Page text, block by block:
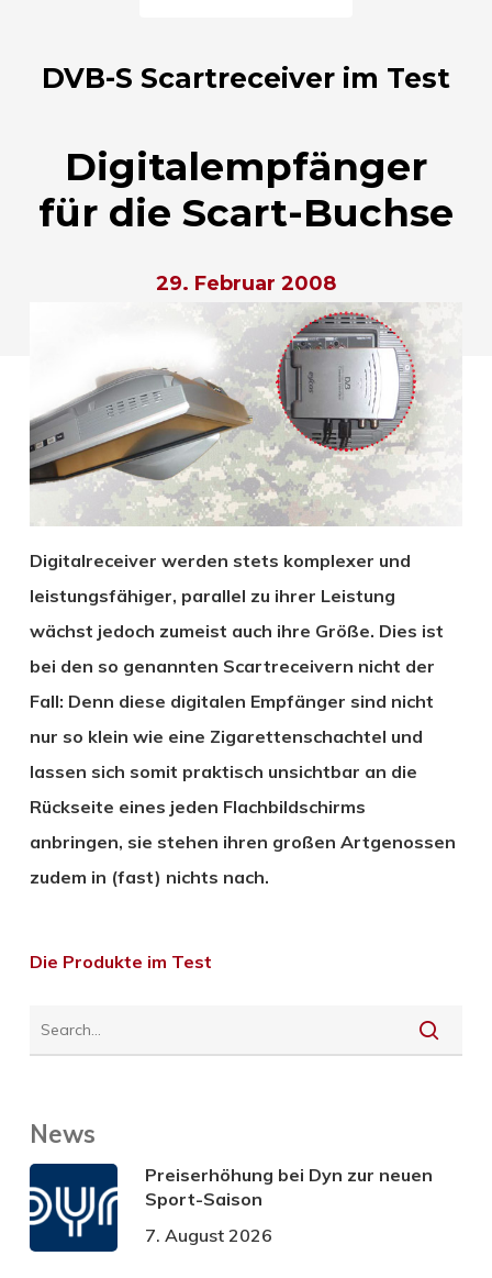
DVB-S Scartreceiver im Test
Digitalempfänger
für die Scart-Buchse
29. Februar 2008
Digitalreceiver werden stets komplexer und
leistungsfähiger, parallel zu ihrer Leistung
wächst jedoch zumeist auch ihre Größe. Dies ist
bei den so genannten Scartreceivern nicht der
Fall: Denn diese digitalen Empfänger sind nicht
nur so klein wie eine Zigarettenschachtel und
lassen sich somit praktisch unsichtbar an die
Rückseite eines jeden Flachbildschirms
anbringen, sie stehen ihren großen Artgenossen
zudem in (fast) nichts nach.
Die Produkte im Test
News
Preiserhöhung bei Dyn zur neuen
Sport-Saison
7. August 2026